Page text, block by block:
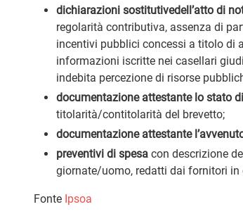
dichiarazioni sostitutivedell’atto di
regolarità contributiva, assenza di
incentivi pubblici concessi a titolo di
informazioni iscritte nei casellari
indebita percezione di risorse
documentazione attestante lo stato
titolarità/contitolarità del brevetto;
documentazione attestante
preventivi di spesa con descrizione
giornate/uomo, redatti dai fornitori in
Fonte Ipsoa